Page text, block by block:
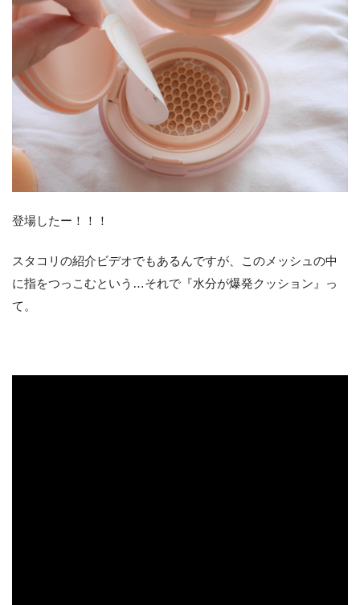
登場したー！！！
スタコリの紹介ビデオでもあるんですが、このメッシュの中
に指をつっこむという…それで『水分が爆発クッション』っ
て。